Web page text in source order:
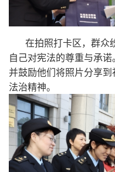
在拍照打卡区，群众
自己对宪法的尊重与承诺
并鼓励他们将照片分享
法治精神。